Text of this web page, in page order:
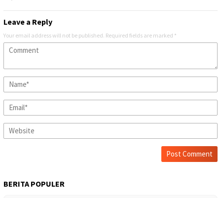
Leave a Reply
Your email address will not be published. Required fields are marked *
BERITA POPULER